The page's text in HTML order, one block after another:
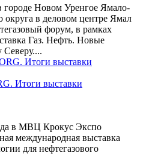
городе Новом Уренгое Ямало-
округа в деловом центре Ямал
форум, в рамках
Газ. Нефть. Новые
Северу....
Итоги выставки
в МВЦ Крокус Экспо
международная выставка
для нефтегазового